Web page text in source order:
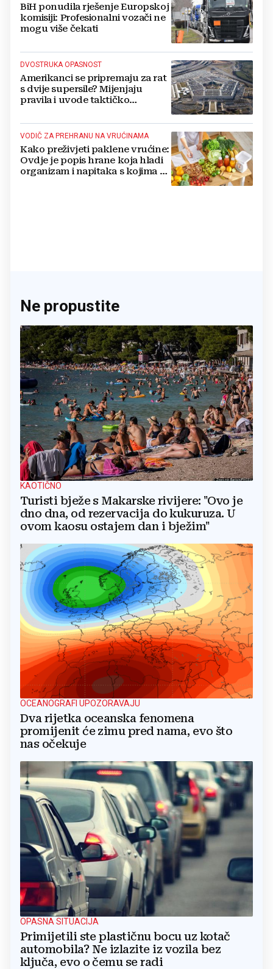
BiH ponudila rješenje Europskoj
komisiji: Profesionalni vozači ne
mogu više čekati
DVOSTRUKA OPASNOST
Amerikanci se pripremaju za rat
s dvije supersile? Mijenjaju
pravila i uvode taktičko
VODIČ ZA PREHRANU NA VRUĆINAMA
Kako preživjeti paklene vrućine:
Ovdje je popis hrane koja hladi
organizam i napitaka s kojima si
Ne propustite
KAOTIČNO
Turisti bježe s Makarske rivijere: "Ovo je
dno dna, od rezervacija do kukuruza. U
ovom kaosu ostajem dan i bježim"
OCEANOGRAFI UPOZORAVAJU
Dva rijetka oceanska fenomena
promijenit će zimu pred nama, evo što
nas očekuje
OPASNA SITUACIJA
Primijetili ste plastičnu bocu uz kotač
automobila? Ne izlazite iz vozila bez
ključa, evo o čemu se radi